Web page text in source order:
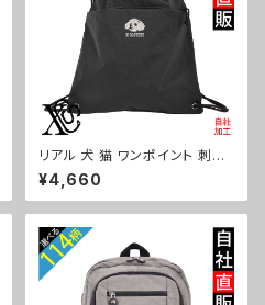
リアル 犬 猫 ワンポイント 刺繍
撥水 ナイロン ナップサック メン
ズ 大容量 ジム サブバッグ レデ
ィース 雑貨 グッズ 自社ブランド
シュナウザー パグ ビションフリ
ーゼ ori-a-bg180-b10-s
¥4,660